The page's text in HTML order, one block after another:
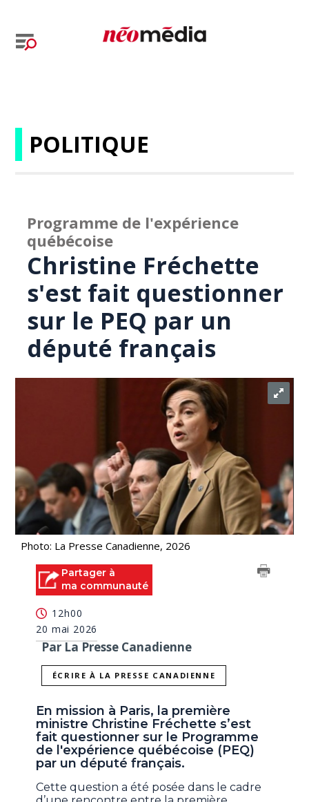
POLITIQUE
Programme de l'expérience
québécoise
Christine Fréchette
s'est fait questionner
sur le PEQ par un
député français
Photo: La Presse Canadienne, 2026
Partager à
ma communauté
12h00
20 mai 2026
Par La Presse Canadienne
ÉCRIRE À LA PRESSE CANADIENNE
En mission à Paris, la première
ministre Christine Fréchette s’est
fait questionner sur le Programme
de l'expérience québécoise (PEQ)
par un député français.
Cette question a été posée dans le cadre